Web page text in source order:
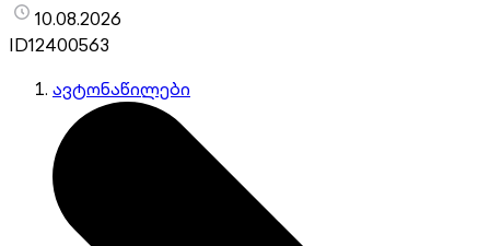
10.08.2026
ID12400563
ავტონაწილები